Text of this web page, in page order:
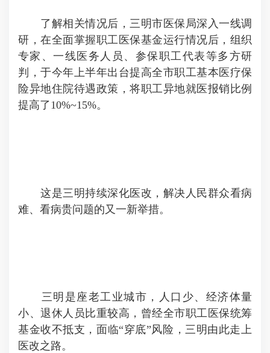
了解相关情况后，三明市医保局深入一线调
研，在全面掌握职工医保基金运行情况后，组织
专家、一线医务人员、参保职工代表等多方研
判，于今年上半年出台提高全市职工基本医疗保
险异地住院待遇政策，将职工异地就医报销比例
提高了10%~15%。
这是三明持续深化医改，解决人民群众看病
难、看病贵问题的又一新举措。
三明是座老工业城市，人口少、经济体量
小、退休人员比重较高，曾经全市职工医保统筹
基金收不抵支，面临“穿底”风险，三明由此走上
医改之路。